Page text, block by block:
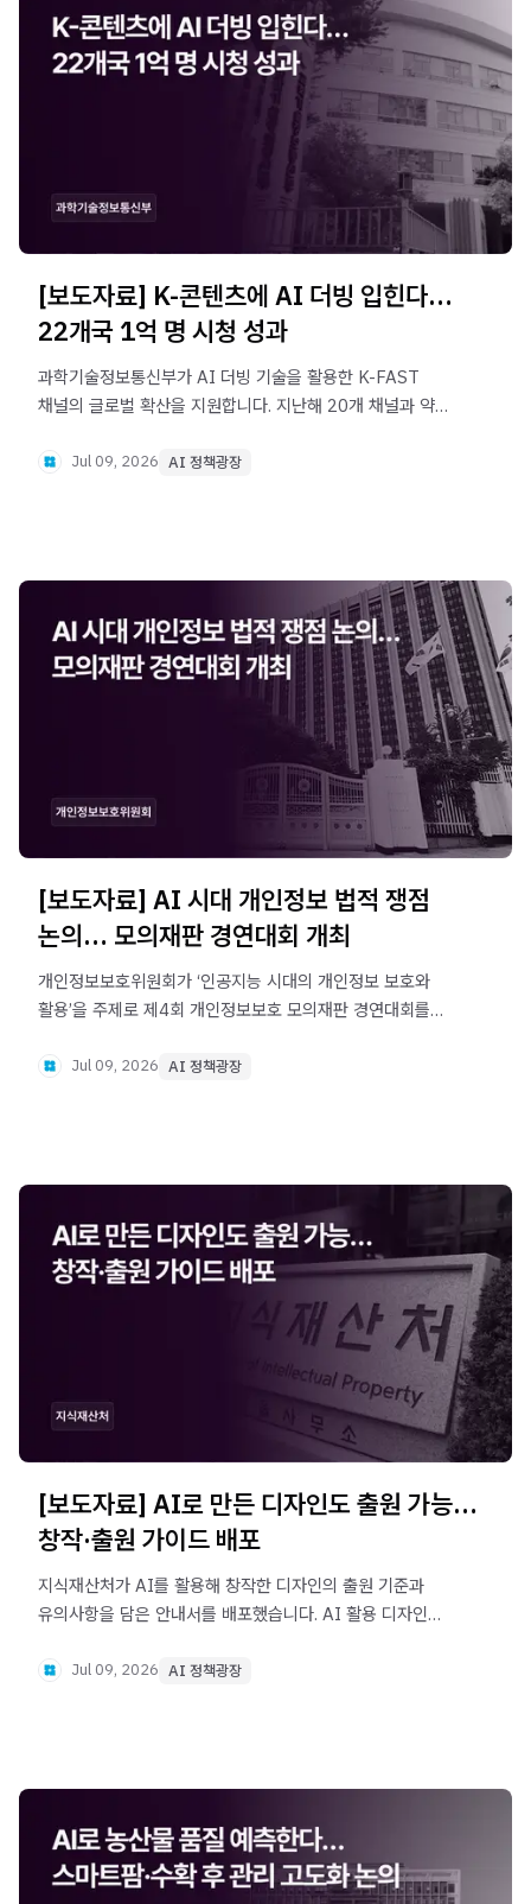
[보도자료] K-콘텐츠에 AI 더빙 입힌다…
22개국 1억 명 시청 성과
과학기술정보통신부가 AI 더빙 기술을 활용한 K-FAST
채널의 글로벌 확산을 지원합니다. 지난해 20개 채널과 약
1억 명을 확보한 데 이어, 올해는 K-뷰티·K-댄스·버티컬
Jul 09, 2026 AI 정책광장
[보도자료] AI 시대 개인정보 법적 쟁점
논의… 모의재판 경연대회 개최
개인정보보호위원회가 ‘인공지능 시대의 개인정보 보호와
활용’을 주제로 제4회 개인정보보호 모의재판 경연대회를
개인정보 쟁점을 다루며, 대학생과 법학전문대학원생 등 청년
Jul 09, 2026 AI 정책광장
[보도자료] AI로 만든 디자인도 출원 가능…
창작·출원 가이드 배포
지식재산처가 AI를 활용해 창작한 디자인의 출원 기준과
유의사항을 담은 안내서를 배포했습니다. AI 활용 디자인의
제출 기준 등을 제시해 기업과 디자이너의 실무 활용을
Jul 09, 2026 AI 정책광장